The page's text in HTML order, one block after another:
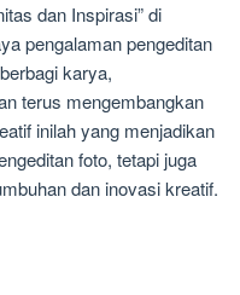
dan Inspirasi” di
pengalaman pengeditan
karya,
terus mengembangkan
inilah yang menjadikan
foto, tetapi juga
dan inovasi kreatif.